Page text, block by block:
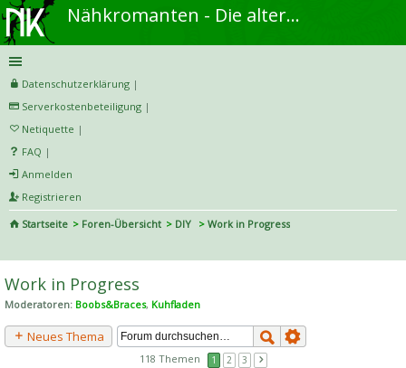
Nähkromanten - Die alternative Näh- und DIY-Community
Datenschutzerklärung |
Serverkostenbeteiligung |
Netiquette |
FAQ |
Anmelden
Registrieren
Startseite
Foren-Übersicht DIY
Work in Progress
he
Work in Progress
Moderatoren: Boobs&Braces, Kuhfladen
Neues Thema
118 Themen 1 2 3